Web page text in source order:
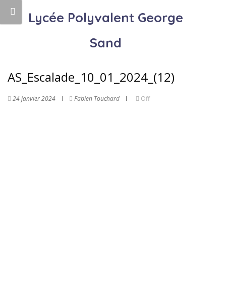
Lycée Polyvalent George
Sand
AS_Escalade_10_01_2024_(12)
24 janvier 2024 Fabien Touchard Off